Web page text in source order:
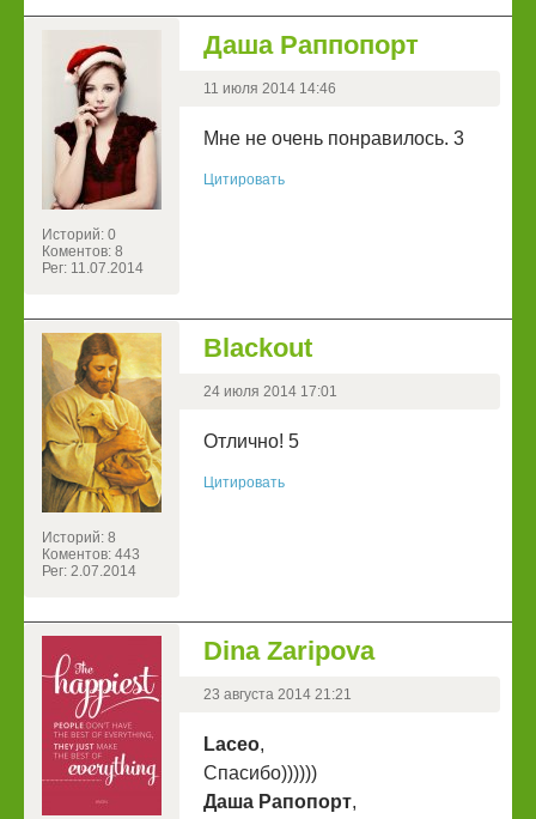
Историй: 0
Коментов: 8
Рег: 11.07.2014
Даша Раппопорт
11 июля 2014 14:46
Мне не очень понравилось. 3
Цитировать
Историй: 8
Коментов: 443
Рег: 2.07.2014
Blackout
24 июля 2014 17:01
Отлично! 5
Цитировать
Dina Zaripova
23 августа 2014 21:21
Laceo,
Спасибо))))))
Даша Рапопорт,